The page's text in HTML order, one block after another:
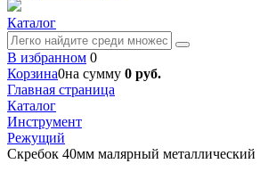
Каталог
В избранном 0
Корзина0на сумму 0 руб.
Главная страница
Каталог
Инструмент
Режущий
Скребок 40мм малярный металлический